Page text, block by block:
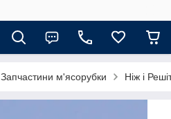
Запчастини м'ясорубки Ніж і